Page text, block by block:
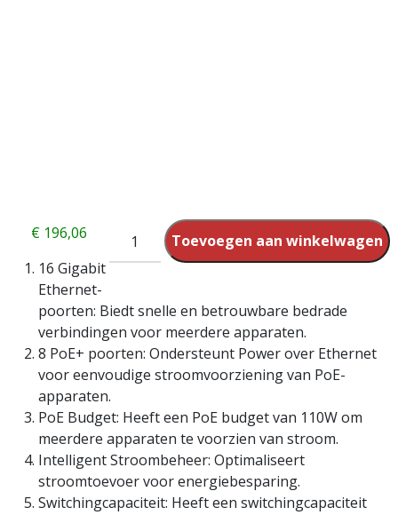
Toevoegen aan winkelwagen
€ 196,06
16 Gigabit
Ethernet-
poorten: Biedt snelle en betrouwbare bedrade
verbindingen voor meerdere apparaten.
8 PoE+ poorten: Ondersteunt Power over Ethernet
voor eenvoudige stroomvoorziening van PoE-
apparaten.
PoE Budget: Heeft een PoE budget van 110W om
meerdere apparaten te voorzien van stroom.
Intelligent Stroombeheer: Optimaliseert
stroomtoevoer voor energiebesparing.
Switchingcapaciteit: Heeft een switchingcapaciteit